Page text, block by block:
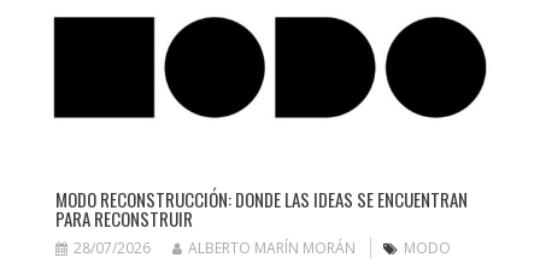
MODO RECONSTRUCCIÓN: DONDE LAS IDEAS SE ENCUENTRAN
PARA RECONSTRUIR
28/07/2026 ALBERTO MARÍN MORÁN
MODO